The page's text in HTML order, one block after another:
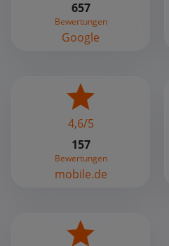
657
Bewertungen
Google
4,6/5
157
Bewertungen
mobile.de